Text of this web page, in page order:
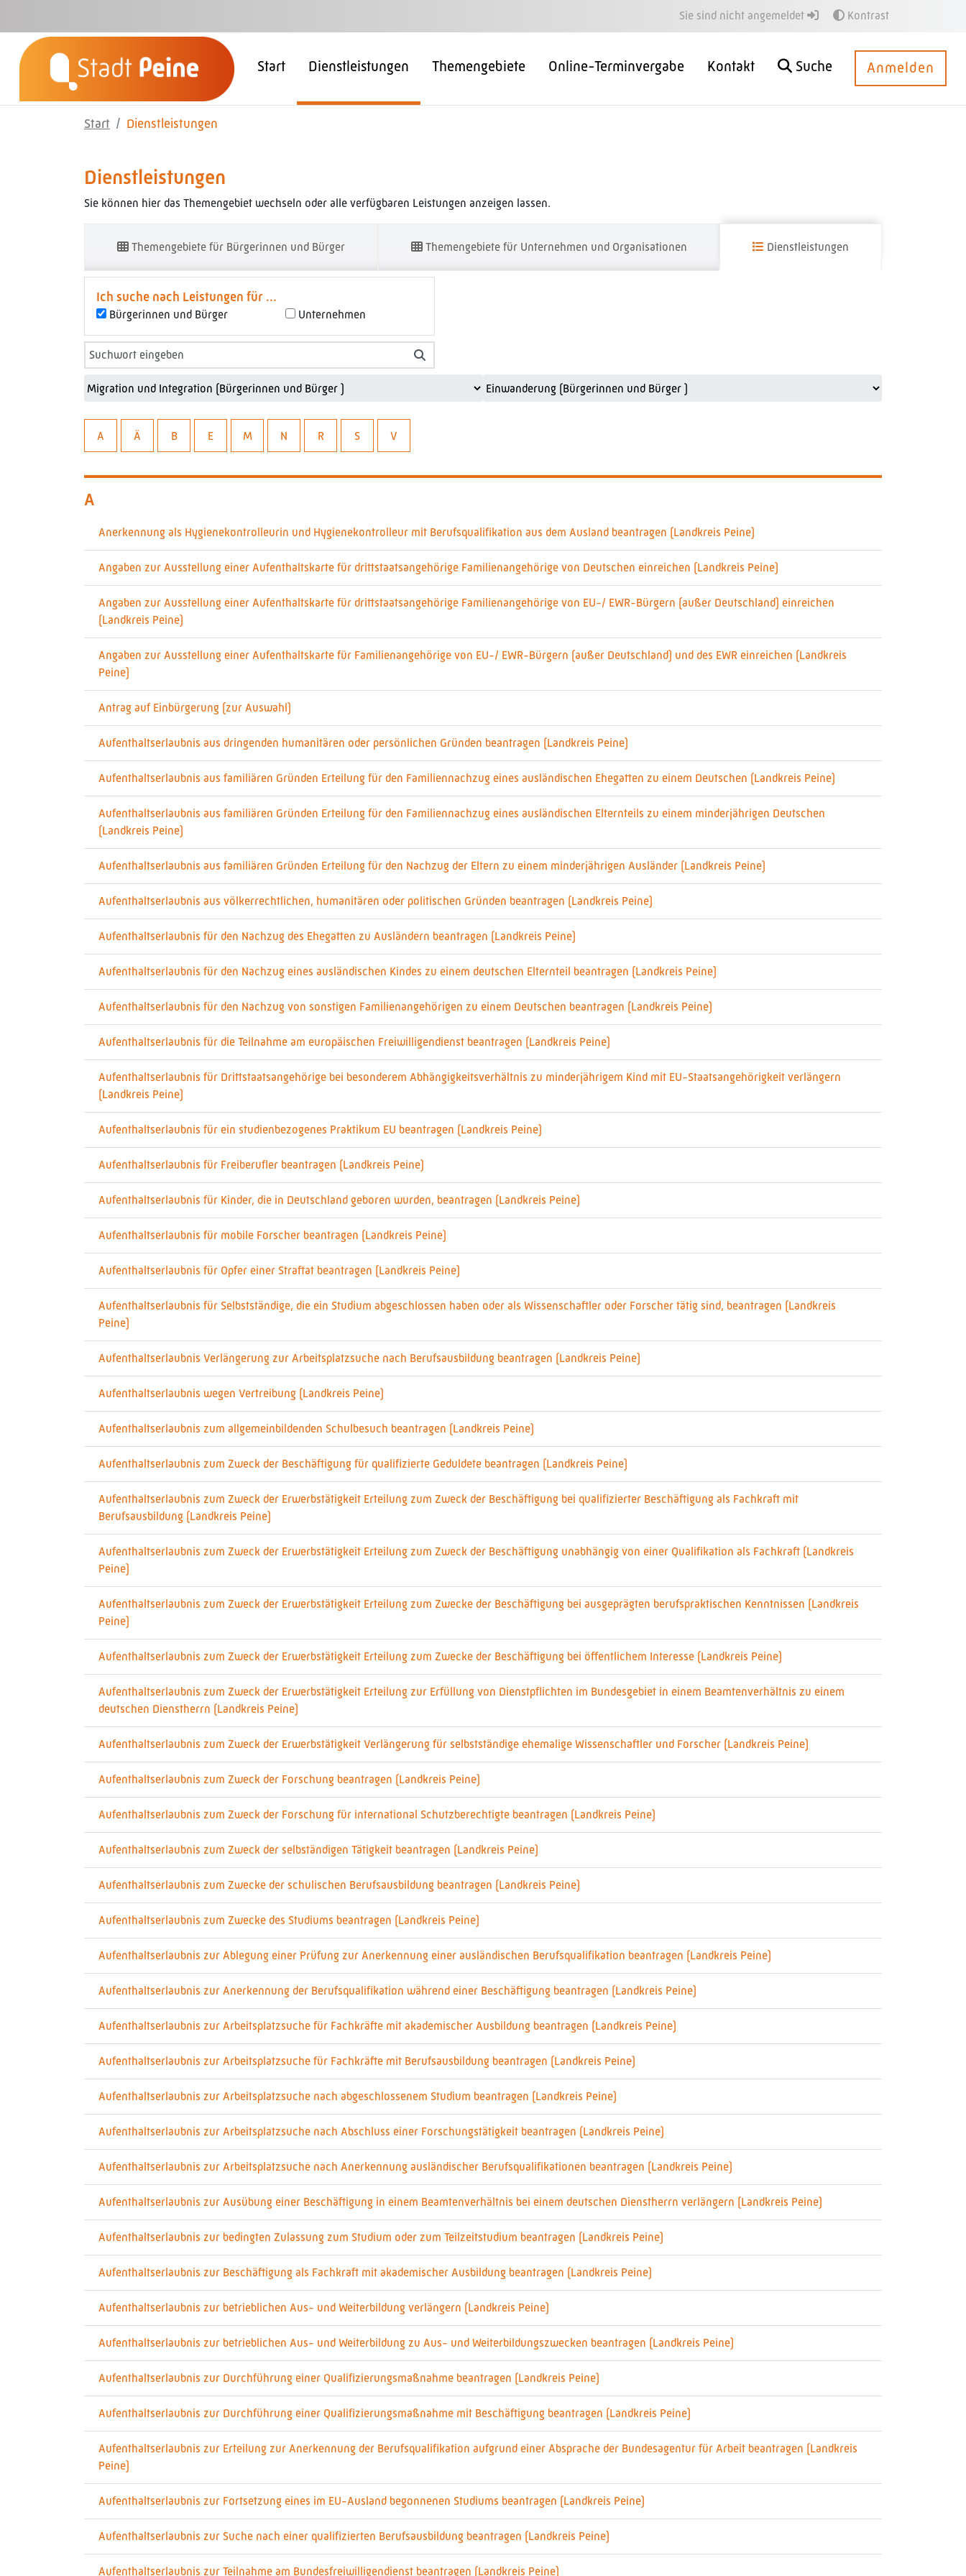
Sie sind nicht angemeldet Kontrast
Start Dienstleistungen Themengebiete Online-Terminvergabe Kontakt Suche Anmelden
Start Dienstleistungen
Dienstleistungen
Sie können hier das Themengebiet wechseln oder alle verfügbaren Leistungen anzeigen lassen.
Themengebiete für Bürgerinnen und Bürger Themengebiete für Unternehmen und Organisationen Dienstleistungen
Ich suche nach Leistungen für ...
Bürgerinnen und Bürger Unternehmen
A Ä B E M N R S V
A
Anerkennung als Hygienekontrolleurin und Hygienekontrolleur mit Berufsqualifikation aus dem Ausland beantragen (Landkreis Peine)
Angaben zur Ausstellung einer Aufenthaltskarte für drittstaatsangehörige Familienangehörige von Deutschen einreichen (Landkreis Peine)
Angaben zur Ausstellung einer Aufenthaltskarte für drittstaatsangehörige Familienangehörige von EU-/ EWR-Bürgern (außer Deutschland) einreichen
(Landkreis Peine)
Angaben zur Ausstellung einer Aufenthaltskarte für Familienangehörige von EU-/ EWR-Bürgern (außer Deutschland) und des EWR einreichen (Landkreis
Peine)
Antrag auf Einbürgerung (zur Auswahl)
Aufenthaltserlaubnis aus dringenden humanitären oder persönlichen Gründen beantragen (Landkreis Peine)
Aufenthaltserlaubnis aus familiären Gründen Erteilung für den Familiennachzug eines ausländischen Ehegatten zu einem Deutschen (Landkreis Peine)
Aufenthaltserlaubnis aus familiären Gründen Erteilung für den Familiennachzug eines ausländischen Elternteils zu einem minderjährigen Deutschen
(Landkreis Peine)
Aufenthaltserlaubnis aus familiären Gründen Erteilung für den Nachzug der Eltern zu einem minderjährigen Ausländer (Landkreis Peine)
Aufenthaltserlaubnis aus völkerrechtlichen, humanitären oder politischen Gründen beantragen (Landkreis Peine)
Aufenthaltserlaubnis für den Nachzug des Ehegatten zu Ausländern beantragen (Landkreis Peine)
Aufenthaltserlaubnis für den Nachzug eines ausländischen Kindes zu einem deutschen Elternteil beantragen (Landkreis Peine)
Aufenthaltserlaubnis für den Nachzug von sonstigen Familienangehörigen zu einem Deutschen beantragen (Landkreis Peine)
Aufenthaltserlaubnis für die Teilnahme am europäischen Freiwilligendienst beantragen (Landkreis Peine)
Aufenthaltserlaubnis für Drittstaatsangehörige bei besonderem Abhängigkeitsverhältnis zu minderjährigem Kind mit EU-Staatsangehörigkeit verlängern
(Landkreis Peine)
Aufenthaltserlaubnis für ein studienbezogenes Praktikum EU beantragen (Landkreis Peine)
Aufenthaltserlaubnis für Freiberufler beantragen (Landkreis Peine)
Aufenthaltserlaubnis für Kinder, die in Deutschland geboren wurden, beantragen (Landkreis Peine)
Aufenthaltserlaubnis für mobile Forscher beantragen (Landkreis Peine)
Aufenthaltserlaubnis für Opfer einer Straftat beantragen (Landkreis Peine)
Aufenthaltserlaubnis für Selbstständige, die ein Studium abgeschlossen haben oder als Wissenschaftler oder Forscher tätig sind, beantragen (Landkreis
Peine)
Aufenthaltserlaubnis Verlängerung zur Arbeitsplatzsuche nach Berufsausbildung beantragen (Landkreis Peine)
Aufenthaltserlaubnis wegen Vertreibung (Landkreis Peine)
Aufenthaltserlaubnis zum allgemeinbildenden Schulbesuch beantragen (Landkreis Peine)
Aufenthaltserlaubnis zum Zweck der Beschäftigung für qualifizierte Geduldete beantragen (Landkreis Peine)
Aufenthaltserlaubnis zum Zweck der Erwerbstätigkeit Erteilung zum Zweck der Beschäftigung bei qualifizierter Beschäftigung als Fachkraft mit
Berufsausbildung (Landkreis Peine)
Aufenthaltserlaubnis zum Zweck der Erwerbstätigkeit Erteilung zum Zweck der Beschäftigung unabhängig von einer Qualifikation als Fachkraft (Landkreis
Peine)
Aufenthaltserlaubnis zum Zweck der Erwerbstätigkeit Erteilung zum Zwecke der Beschäftigung bei ausgeprägten berufspraktischen Kenntnissen (Landkreis
Peine)
Aufenthaltserlaubnis zum Zweck der Erwerbstätigkeit Erteilung zum Zwecke der Beschäftigung bei öffentlichem Interesse (Landkreis Peine)
Aufenthaltserlaubnis zum Zweck der Erwerbstätigkeit Erteilung zur Erfüllung von Dienstpflichten im Bundesgebiet in einem Beamtenverhältnis zu einem
deutschen Dienstherrn (Landkreis Peine)
Aufenthaltserlaubnis zum Zweck der Erwerbstätigkeit Verlängerung für selbstständige ehemalige Wissenschaftler und Forscher (Landkreis Peine)
Aufenthaltserlaubnis zum Zweck der Forschung beantragen (Landkreis Peine)
Aufenthaltserlaubnis zum Zweck der Forschung für international Schutzberechtigte beantragen (Landkreis Peine)
Aufenthaltserlaubnis zum Zweck der selbständigen Tätigkeit beantragen (Landkreis Peine)
Aufenthaltserlaubnis zum Zwecke der schulischen Berufsausbildung beantragen (Landkreis Peine)
Aufenthaltserlaubnis zum Zwecke des Studiums beantragen (Landkreis Peine)
Aufenthaltserlaubnis zur Ablegung einer Prüfung zur Anerkennung einer ausländischen Berufsqualifikation beantragen (Landkreis Peine)
Aufenthaltserlaubnis zur Anerkennung der Berufsqualifikation während einer Beschäftigung beantragen (Landkreis Peine)
Aufenthaltserlaubnis zur Arbeitsplatzsuche für Fachkräfte mit akademischer Ausbildung beantragen (Landkreis Peine)
Aufenthaltserlaubnis zur Arbeitsplatzsuche für Fachkräfte mit Berufsausbildung beantragen (Landkreis Peine)
Aufenthaltserlaubnis zur Arbeitsplatzsuche nach abgeschlossenem Studium beantragen (Landkreis Peine)
Aufenthaltserlaubnis zur Arbeitsplatzsuche nach Abschluss einer Forschungstätigkeit beantragen (Landkreis Peine)
Aufenthaltserlaubnis zur Arbeitsplatzsuche nach Anerkennung ausländischer Berufsqualifikationen beantragen (Landkreis Peine)
Aufenthaltserlaubnis zur Ausübung einer Beschäftigung in einem Beamtenverhältnis bei einem deutschen Dienstherrn verlängern (Landkreis Peine)
Aufenthaltserlaubnis zur bedingten Zulassung zum Studium oder zum Teilzeitstudium beantragen (Landkreis Peine)
Aufenthaltserlaubnis zur Beschäftigung als Fachkraft mit akademischer Ausbildung beantragen (Landkreis Peine)
Aufenthaltserlaubnis zur betrieblichen Aus- und Weiterbildung verlängern (Landkreis Peine)
Aufenthaltserlaubnis zur betrieblichen Aus- und Weiterbildung zu Aus- und Weiterbildungszwecken beantragen (Landkreis Peine)
Aufenthaltserlaubnis zur Durchführung einer Qualifizierungsmaßnahme beantragen (Landkreis Peine)
Aufenthaltserlaubnis zur Durchführung einer Qualifizierungsmaßnahme mit Beschäftigung beantragen (Landkreis Peine)
Aufenthaltserlaubnis zur Erteilung zur Anerkennung der Berufsqualifikation aufgrund einer Absprache der Bundesagentur für Arbeit beantragen (Landkreis
Peine)
Aufenthaltserlaubnis zur Fortsetzung eines im EU-Ausland begonnenen Studiums beantragen (Landkreis Peine)
Aufenthaltserlaubnis zur Suche nach einer qualifizierten Berufsausbildung beantragen (Landkreis Peine)
Aufenthaltserlaubnis zur Teilnahme am Bundesfreiwilligendienst beantragen (Landkreis Peine)